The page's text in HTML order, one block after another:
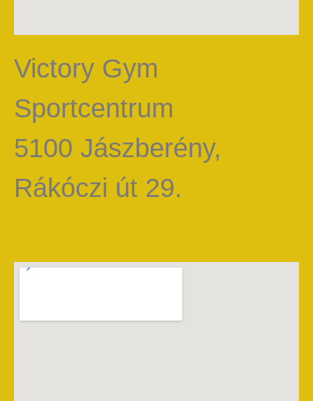
Victory Gym
Sportcentrum
5100 Jászberény,
Rákóczi út 29.